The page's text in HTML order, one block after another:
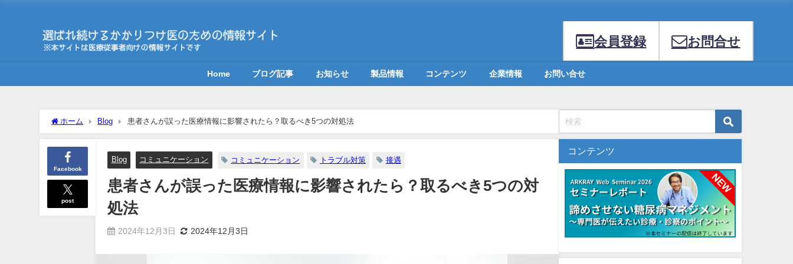
会員登録 お問合せ
Home ブログ記事 お知らせ 製品情報 コンテンツ 企業情報 お問い合せ
ホーム Blog 患者さんが誤った医療情報に影響されたら？取るべき5つの対処法
Facebook
post
Blog コミュニケーション コミュニケーション トラブル対策 接遇
患者さんが誤った医療情報に影響されたら？取るべき5つの対
処法
2024年12月3日 2024年12月3日
コンテンツ